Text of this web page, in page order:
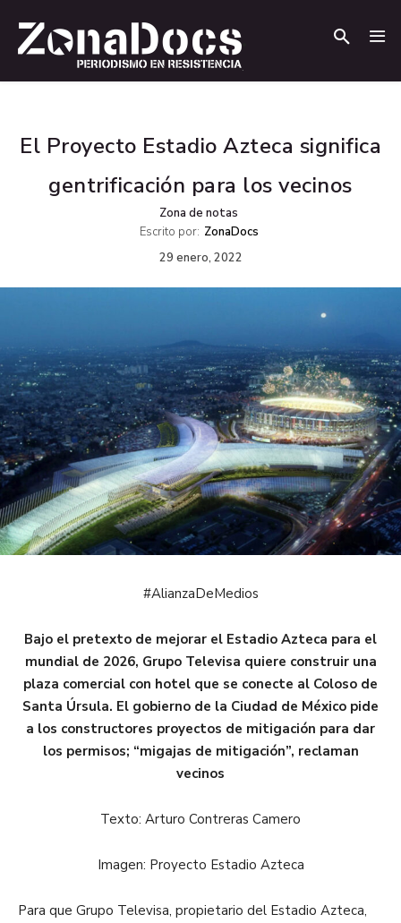
El Proyecto Estadio Azteca significa
gentrificación para los vecinos
Zona de notas
Escrito por: ZonaDocs
29 enero, 2022
#AlianzaDeMedios
Bajo el pretexto de mejorar el Estadio Azteca para el
mundial de 2026, Grupo Televisa quiere construir una
plaza comercial con hotel que se conecte al Coloso de
Santa Úrsula. El gobierno de la Ciudad de México pide
a los constructores proyectos de mitigación para dar
los permisos; “migajas de mitigación”, reclaman
vecinos
Texto: Arturo Contreras Camero
Imagen: Proyecto Estadio Azteca
Para que Grupo Televisa, propietario del Estadio Azteca,